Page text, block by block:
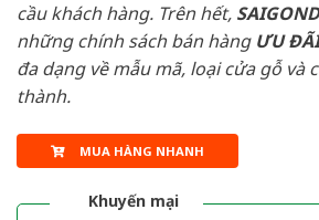
cầu khách hàng. Trên hết,
những chính sách bán hàng ƯU ĐÃI
đa dạng về mẫu mã, loại cửa gỗ và
thành.
MUA HÀNG NHANH
Khuyến mại